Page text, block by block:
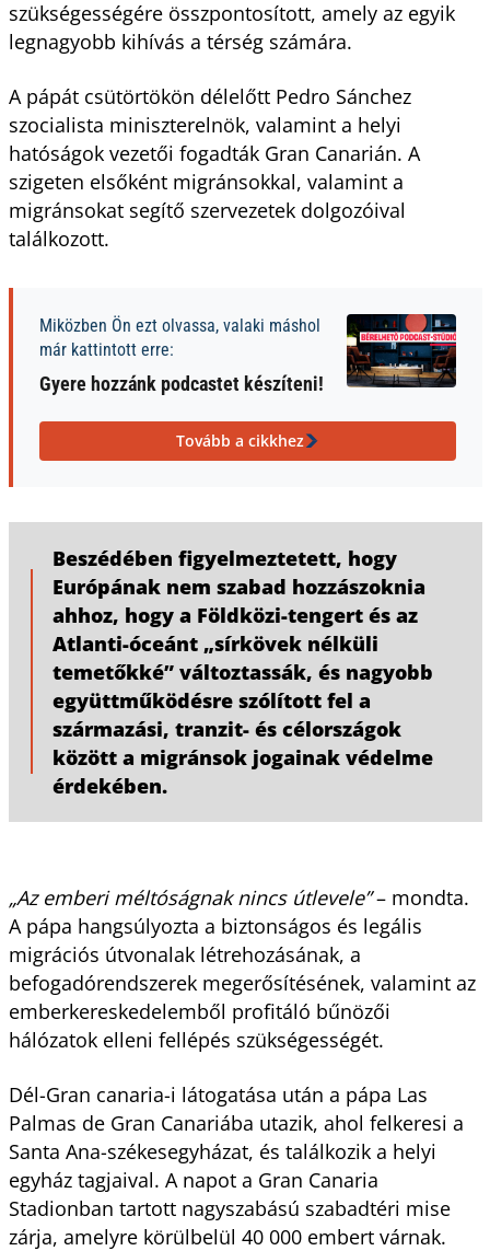
szükségességére összpontosított, amely az egyik
legnagyobb kihívás a térség számára.
A pápát csütörtökön délelőtt Pedro Sánchez
szocialista miniszterelnök, valamint a helyi
hatóságok vezetői fogadták Gran Canarián. A
szigeten elsőként migránsokkal, valamint a
migránsokat segítő szervezetek dolgozóival
találkozott.
Miközben Ön ezt olvassa, valaki máshol
már kattintott erre:
Gyere hozzánk podcastet készíteni!
Tovább a cikkhez
Beszédében figyelmeztetett, hogy
Európának nem szabad hozzászoknia
ahhoz, hogy a Földközi-tengert és az
Atlanti-óceánt „sírkövek nélküli
temetőkké” változtassák, és nagyobb
együttműködésre szólított fel a
származási, tranzit- és célországok
között a migránsok jogainak védelme
érdekében.
„Az emberi méltóságnak nincs útlevele”– mondta.
A pápa hangsúlyozta a biztonságos és legális
migrációs útvonalak létrehozásának, a
befogadórendszerek megerősítésének, valamint az
emberkereskedelemből profitáló bűnözői
hálózatok elleni fellépés szükségességét.
Dél-Gran canaria-i látogatása után a pápa Las
Palmas de Gran Canariába utazik, ahol felkeresi a
Santa Ana-székesegyházat, és találkozik a helyi
egyház tagjaival. A napot a Gran Canaria
Stadionban tartott nagyszabású szabadtéri mise
zárja, amelyre körülbelül 40 000 embert várnak.